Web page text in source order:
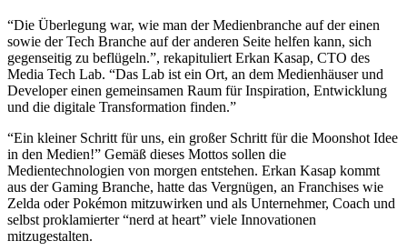
“Die Überlegung war, wie man der Medienbranche auf der einen
sowie der Tech Branche auf der anderen Seite helfen kann, sich
gegenseitig zu beflügeln.”, rekapituliert Erkan Kasap, CTO des
Media Tech Lab. “Das Lab ist ein Ort, an dem Medienhäuser und
Developer einen gemeinsamen Raum für Inspiration, Entwicklung
und die digitale Transformation finden.”
“Ein kleiner Schritt für uns, ein großer Schritt für die Moonshot Idee
in den Medien!” Gemäß dieses Mottos sollen die
Medientechnologien von morgen entstehen. Erkan Kasap kommt
aus der Gaming Branche, hatte das Vergnügen, an Franchises wie
Zelda oder Pokémon mitzuwirken und als Unternehmer, Coach und
selbst proklamierter “nerd at heart” viele Innovationen
mitzugestalten.